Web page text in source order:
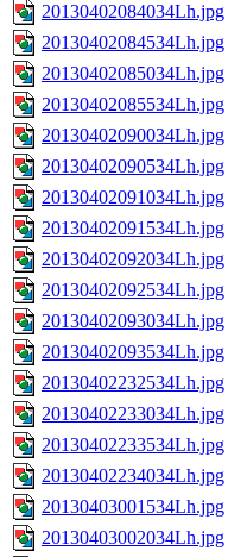
20130402084034Lh.jpg
20130402084534Lh.jpg
20130402085034Lh.jpg
20130402085534Lh.jpg
20130402090034Lh.jpg
20130402090534Lh.jpg
20130402091034Lh.jpg
20130402091534Lh.jpg
20130402092034Lh.jpg
20130402092534Lh.jpg
20130402093034Lh.jpg
20130402093534Lh.jpg
20130402232534Lh.jpg
20130402233034Lh.jpg
20130402233534Lh.jpg
20130402234034Lh.jpg
20130403001534Lh.jpg
20130403002034Lh.jpg